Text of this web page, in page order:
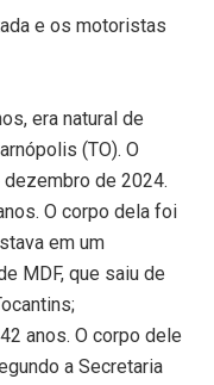
e os motoristas
era natural de
(TO). O
de 2024.
O corpo dela foi
em um
MDF, que saiu de
anos. O corpo dele
a Secretaria